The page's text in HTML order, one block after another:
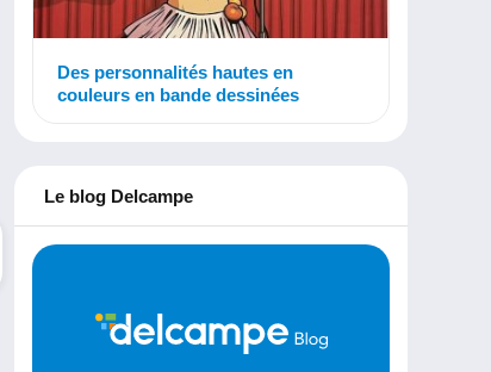
Des personnalités hautes en
couleurs en bande dessinées
Le blog Delcampe